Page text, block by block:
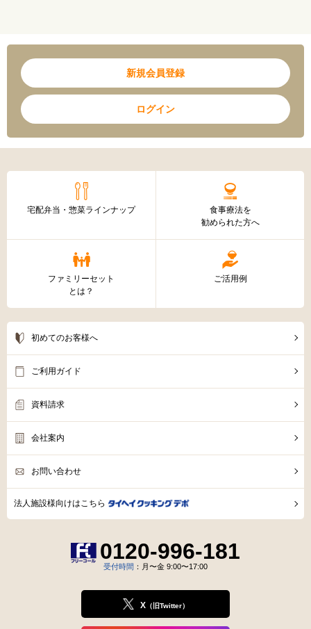
新規会員登録
ログイン
宅配弁当・惣菜ラインナップ
食事療法を
勧められた方へ
ファミリーセット
とは？
ご活用例
初めてのお客様へ
ご利用ガイド
資料請求
会社案内
お問い合わせ
法人施設様向けはこちら
0120-996-181
受付時間 ：月〜金 9:00〜17:00
X（旧Twitter）